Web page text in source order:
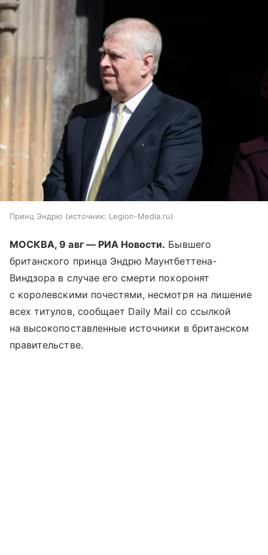
Принц Эндрю источник: Legion-Media.ru
МОСКВА, 9 авг — РИА Новости. Бывшего
британского принца Эндрю Маунтбеттена-
Виндзора в случае его смерти похоронят
с королевскими почестями, несмотря на лишение
всех титулов, сообщает Daily Mail со ссылкой
на высокопоставленные источники в британском
правительстве.